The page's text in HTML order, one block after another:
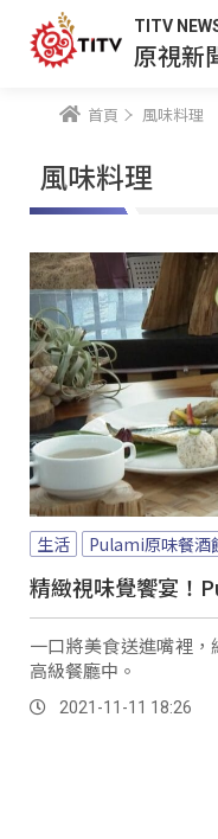
TITV
原視新
首頁 風味料理
風味料理
生活 Pulami原味餐酒
精緻視味覺饗宴！
一口將美食送進嘴裡
高級餐廳中。
2021-11-11 18:26